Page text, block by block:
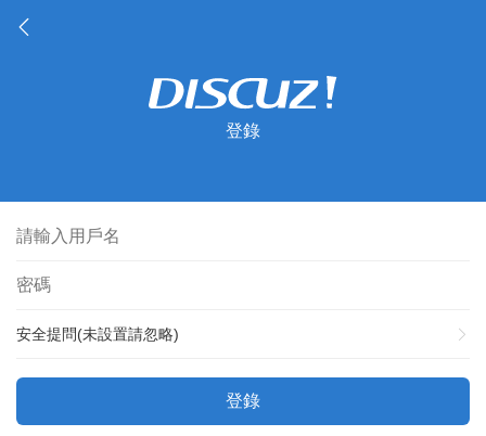
登錄
安全提問(未設置請忽略)
登錄